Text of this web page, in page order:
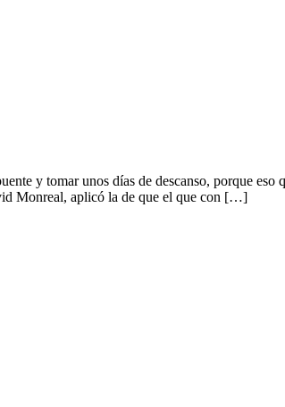
y tomar unos días de descanso, porque
Monreal, aplicó la de que el que con […]